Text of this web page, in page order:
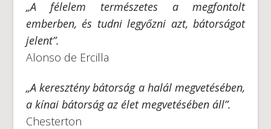
„A félelem természetes a megfontolt
emberben, és tudni legyőzni azt, bátorságot
jelent”.
Alonso de Ercilla
„A keresztény bátorság a halál megvetésében,
a kínai bátorság az élet megvetésében áll”.
Chesterton